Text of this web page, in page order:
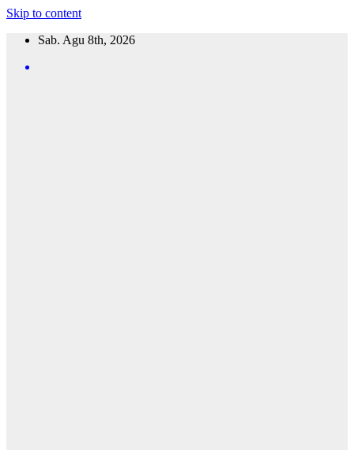
Skip to content
Sab. Agu 8th, 2026